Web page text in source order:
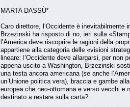
MARTA DASSÙ*
Caro direttore, l’Occidente è
Brzezinski ha risposto di no, ieri sulla
l’America deve riscoprire le ragioni della
appartiene alla categoria delle «visioni
lineare: l’Occidente deve allargarsi, per non
appena uscito a Washington, Brzezinski
una testa ancora americana (se anche
un’Unione politica vera), braccia e gambe
europea che neo-ottomana e verso vecchi
destinato a restare sulla carta?